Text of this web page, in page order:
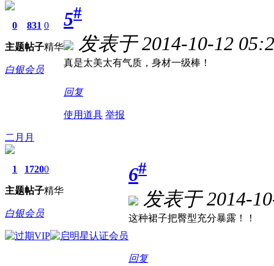
0
主题
831
帖子
0
精华
白银会员
5#
发表于 2014-10-12
真是太美太有气质，身材一级棒！
回复
使用道具 举报
二月月
1
主题
1720
帖子
0
精华
白银会员
6#
发表于 2014-
这种裙子把臀型充分暴露！！
回复